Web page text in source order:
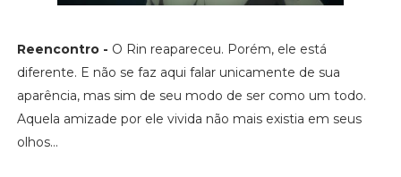
Reencontro - O Rin reapareceu. Porém, ele está
diferente. E não se faz aqui falar unicamente de sua
aparência, mas sim de seu modo de ser como um todo.
Aquela amizade por ele vivida não mais existia em seus
olhos...